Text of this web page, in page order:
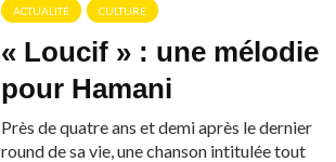
ACTUALITÉ CULTURE
« Loucif » : une mélodie
pour Hamani
Près de quatre ans et demi après le dernier
round de sa vie, une chanson intitulée tout